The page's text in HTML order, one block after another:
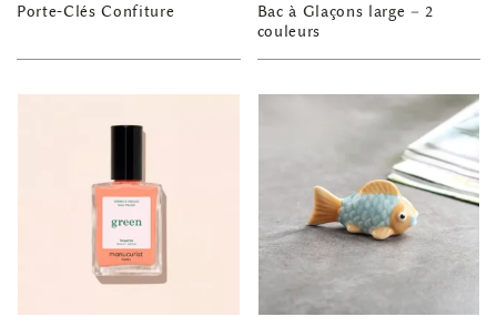
Porte-Clés Confiture
Bac à Glaçons large – 2
couleurs